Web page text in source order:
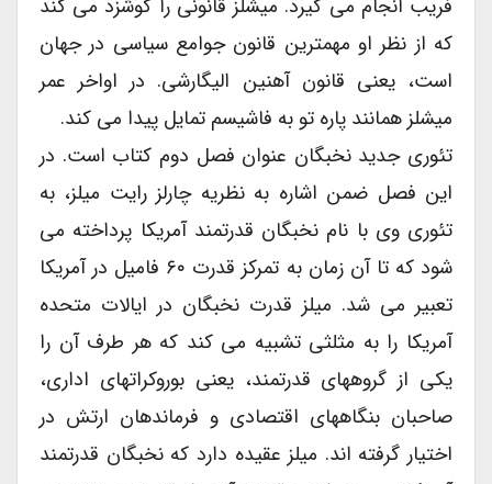
فریب انجام می گیرد. میشلز قانونی را گوشزد می کند
که از نظر او مهمترین قانون جوامع سیاسی در جهان
است، یعنی قانون آهنین الیگارشی. در اواخر عمر
میشلز همانند پاره تو به فاشیسم تمایل پیدا می کند.
تئوری جدید نخبگان عنوان فصل دوم کتاب است. در
این فصل ضمن اشاره به نظریه چارلز رایت میلز، به
تئوری وی با نام نخبگان قدرتمند آمریکا پرداخته می
شود که تا آن زمان به تمرکز قدرت ۶۰ فامیل در آمریکا
تعبیر می شد. میلز قدرت نخبگان در ایالات متحده
آمریکا را به مثلثی تشبیه می کند که هر طرف آن را
یکی از گروههای قدرتمند، یعنی بوروکراتهای اداری،
صاحبان بنگاههای اقتصادی و فرماندهان ارتش در
اختیار گرفته اند. میلز عقیده دارد که نخبگان قدرتمند